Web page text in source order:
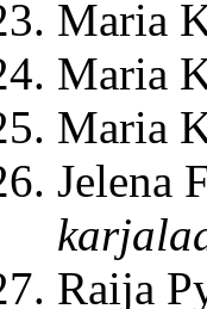
Maria
Maria
Maria
Jelena
Raija